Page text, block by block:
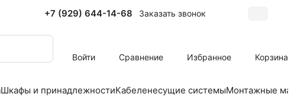
+7 (929) 644-14-68 Заказать звонок
Войти Сравнение Избранное Корзина
Шкафы и принадлежностиКабеленесущие системыМонтажные